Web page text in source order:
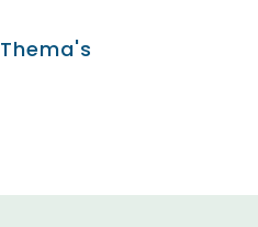
Thema's